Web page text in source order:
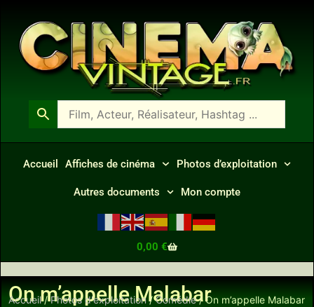
Accueil Affiches de cinéma Photos d’exploitation
Autres documents Mon compte
0,00 €
On m’appelle Malabar
Accueil/Photos d'exploitation/Comédie/ On m’appelle Malabar